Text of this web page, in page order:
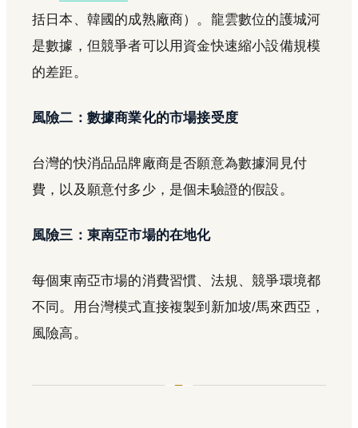
括日本、韓國的成熟廠商）。龍雲數位的護城河
是數據，但競爭者可以用資金快速縮小設備規模
的差距。
風險二：數據商業化的市場接受度
台灣的快消品品牌廠商是否願意為數據洞見付
費，以及願意付多少，是個未驗證的假設。
風險三：東南亞市場的在地化
每個東南亞市場的消費習慣、法規、競爭環境都
不同。用台灣模式直接複製到新加坡/馬來西亞，
風險高。